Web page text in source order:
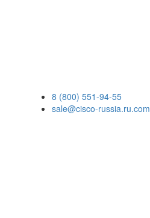
8 (800) 551-94-55
sale@cisco-russia.ru.com